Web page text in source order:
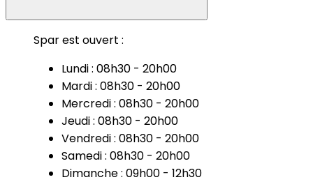
Spar est ouvert :
Lundi : 08h30 - 20h00
Mardi : 08h30 - 20h00
Mercredi : 08h30 - 20h00
Jeudi : 08h30 - 20h00
Vendredi : 08h30 - 20h00
Samedi : 08h30 - 20h00
Dimanche : 09h00 - 12h30